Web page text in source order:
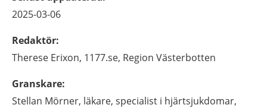
2025-03-06
Redaktör:
Therese Erixon, 1177.se, Region Västerbotten
Granskare:
Stellan Mörner, läkare, specialist i hjärtsjukdomar,